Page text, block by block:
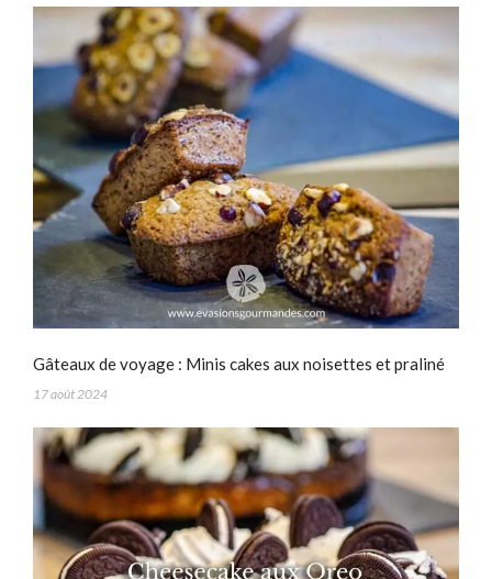
Gâteaux de voyage : Minis cakes aux noisettes et praliné
17 août 2024